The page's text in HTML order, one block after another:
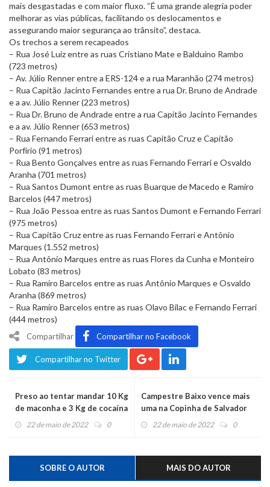
mais desgastadas e com maior fluxo. “É uma grande alegria poder
melhorar as vias públicas, facilitando os deslocamentos e
assegurando maior segurança ao trânsito”, destaca.
Os trechos a serem recapeados
– Rua José Luiz entre as ruas Cristiano Mate e Balduíno Rambo
(723 metros)
– Av. Júlio Renner entre a ERS-124 e a rua Maranhão (274 metros)
– Rua Capitão Jacinto Fernandes entre a rua Dr. Bruno de Andrade
e a av. Júlio Renner (223 metros)
– Rua Dr. Bruno de Andrade entre a rua Capitão Jacinto Fernandes
e a av. Júlio Renner (653 metros)
– Rua Fernando Ferrari entre as ruas Capitão Cruz e Capitão
Porfírio (91 metros)
– Rua Bento Gonçalves entre as ruas Fernando Ferrari e Osvaldo
Aranha (701 metros)
– Rua Santos Dumont entre as ruas Buarque de Macedo e Ramiro
Barcelos (447 metros)
– Rua João Pessoa entre as ruas Santos Dumont e Fernando Ferrari
(975 metros)
– Rua Capitão Cruz entre as ruas Fernando Ferrari e Antônio
Marques (1.552 metros)
– Rua Antônio Marques entre as ruas Flores da Cunha e Monteiro
Lobato (83 metros)
– Rua Ramiro Barcelos entre as ruas Antônio Marques e Osvaldo
Aranha (869 metros)
– Rua Ramiro Barcelos entre as ruas Olavo Bilac e Fernando Ferrari
(444 metros)
Compartilhar Compartilhar no Facebook
Compartilhar no Twitter
Preso ao tentar mandar 10 Kg
de maconha e 3 Kg de cocaína
para a penitenciária
22 de maio de 2022 0
Campestre Baixo vence mais
uma na Copinha de Salvador
Sul 22 de maio de 2022 0
SOBRE O AUTOR MAIS DO AUTOR